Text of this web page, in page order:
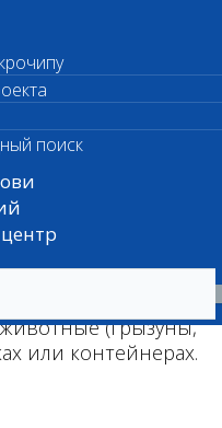
поиск
соблюдать
персоналом, и с
животных
соблюдать
должны
намордниках, кошки
мелкие
(грызуны,
или контейнерах.